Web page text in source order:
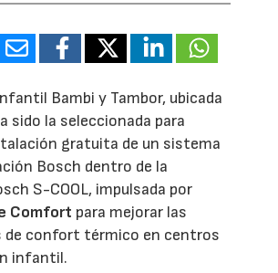
Bambi y Tambor, ubicada
sido la seleccionada para
gratuita de un sistema
Bosch dentro de la
S-COOL, impulsada por
Comfort para mejorar las
de confort térmico en centros
infantil.